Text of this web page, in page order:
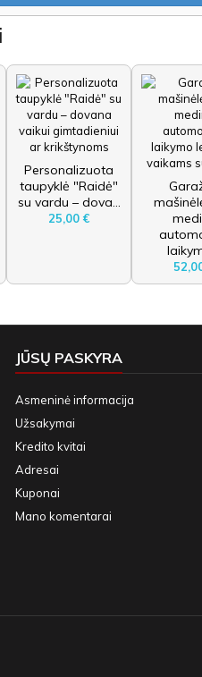
Personalizuota
taupyklė "Raidė"
su vardu – dova...
25,00 €
JŪSŲ PASKYRA
Asmeninė informacija
Užsakymai
Kredito kvitai
Adresai
Kuponai
Mano komentarai